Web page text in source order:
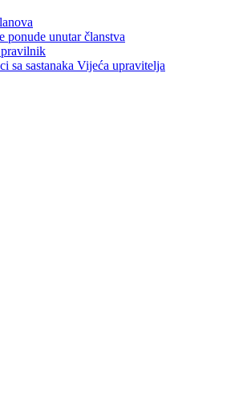
ponude unutar članstva
sa sastanaka Vijeća upravitelja